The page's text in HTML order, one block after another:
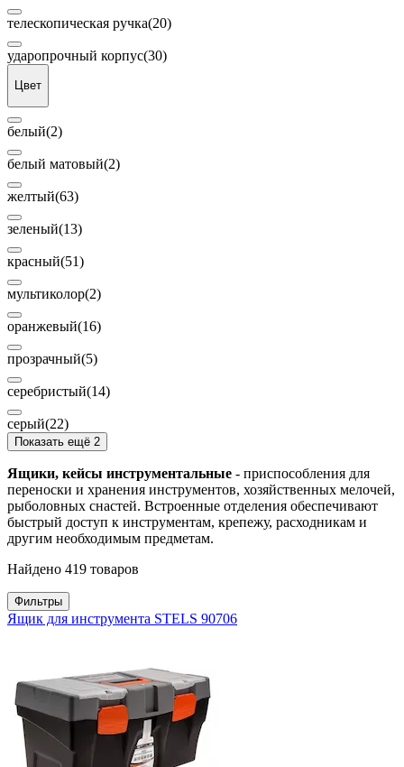
телескопическая ручка(20)
ударопрочный корпус(30)
Цвет
белый(2)
белый матовый(2)
желтый(63)
зеленый(13)
красный(51)
мультиколор(2)
оранжевый(16)
прозрачный(5)
серебристый(14)
серый(22)
Показать ещё 2
Ящики, кейсы инструментальные - приспособления для
переноски и хранения инструментов, хозяйственных мелочей,
рыболовных снастей. Встроенные отделения обеспечивают
быстрый доступ к инструментам, крепежу, расходникам и
другим необходимым предметам.
Найдено 419 товаров
Фильтры
Ящик для инструмента STELS 90706